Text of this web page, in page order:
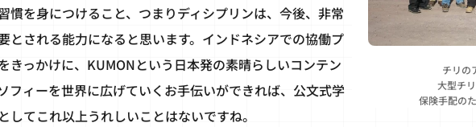
チリの
大型チ
保険手配の
慣を身につけること、つまりディシプリンは、今後、非常
とされる能力になると思います。インドネシアでの協働プ
きっかけに、KUMONという日本発の素晴らしいコンテン
フィーを世界に広げていくお手伝いができれば、公文式学
してこれ以上うれしいことはないですね。